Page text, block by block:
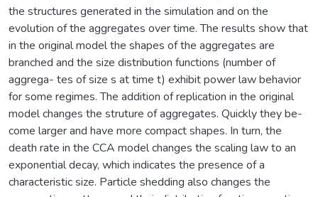
the structures generated in the simulation and on the
evolution of the aggregates over time. The results show that
in the original model the shapes of the aggregates are
branched and the size distribution functions (number of
aggrega- tes of size s at time t) exhibit power law behavior
for some regimes. The addition of replication in the original
model changes the struture of aggregates. Quickly they be-
come larger and have more compact shapes. In turn, the
death rate in the CCA model changes the scaling law to an
exponential decay, which indicates the presence of a
characteristic size. Particle shedding also changes the